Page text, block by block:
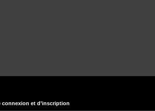
connexion et d’inscription